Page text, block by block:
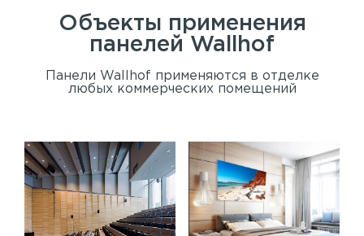
Объекты применения
панелей Wallhof
Панели Wallhof применяются в отделке
любых коммерческих помещений